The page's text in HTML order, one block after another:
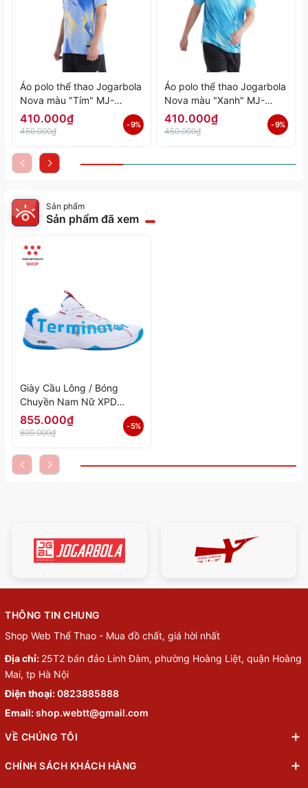
Áo polo thể thao Jogarbola
Nova màu "Tím" MJ-
A4197-04 - Hàng Chính
Hãng
410.000₫
450.000₫
- 9%
Áo polo thể thao Jogarbola
Nova màu "Xanh" MJ-
A4197-03 - Hàng Chính
Hãng
410.000₫
450.000₫
- 9%
Sản phẩm
Sản phẩm đã xem
Giày Cầu Lông / Bóng
Chuyền Nam Nữ XPD
Terminator BM110 "Trắng"
XPD-BM110-02 - Hàng
855.000₫
899.000₫
- 5%
THÔNG TIN CHUNG
Shop Web Thể Thao - Mua đồ chất, giá hời nhất
Địa chỉ: 25T2 bán đảo Linh Đàm, phường Hoàng Liệt, quận Hoàng
Mai, tp Hà Nội
Điện thoại:0823885888
Email:shop.webtt@gmail.com
VỀ CHÚNG TÔI
CHÍNH SÁCH KHÁCH HÀNG